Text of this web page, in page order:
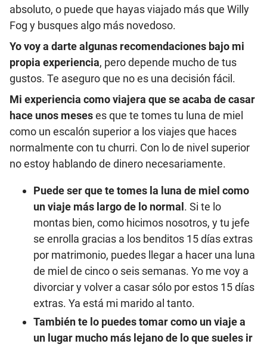
absoluto, o puede que hayas viajado más que Willy
Fog y busques algo más novedoso.
Yo voy a darte algunas recomendaciones bajo mi
propia experiencia, pero depende mucho de tus
gustos. Te aseguro que no es una decisión fácil.
Mi experiencia como viajera que se acaba de casar
hace unos meseses que te tomes tu luna de miel
como un escalón superior a los viajes que haces
normalmente con tu churri. Con lo de nivel superior
no estoy hablando de dinero necesariamente.
Puede ser que te tomes la luna de miel como
un viaje más largo de lo normal . Si te lo
montas bien, como hicimos nosotros, y tu jefe
se enrolla gracias a los benditos 15 días extras
por matrimonio, puedes llegar a hacer una luna
de miel de cinco o seis semanas. Yo me voy a
divorciar y volver a casar sólo por estos 15 días
extras. Ya está mi marido al tanto.
También te lo puedes tomar como un viaje a
un lugar mucho más lejano de lo que sueles ir